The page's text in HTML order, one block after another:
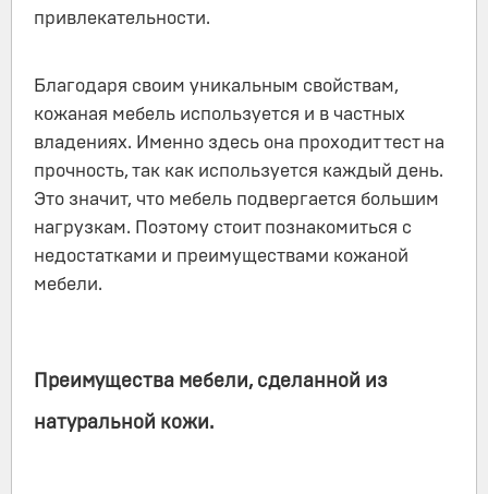
привлекательности.
Благодаря своим уникальным свойствам,
кожаная мебель используется и в частных
владениях. Именно здесь она проходит тест на
прочность, так как используется каждый день.
Это значит, что мебель подвергается большим
нагрузкам. Поэтому стоит познакомиться с
недостатками и преимуществами кожаной
мебели.
Преимущества мебели, сделанной из
натуральной кожи.